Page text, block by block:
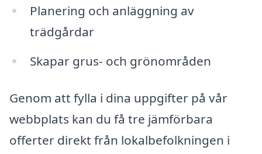
Planering och anläggning av
trädgårdar
Skapar grus- och grönområden
Genom att fylla i dina uppgifter på vår
webbplats kan du få tre jämförbara
offerter direkt från lokalbefolkningen i